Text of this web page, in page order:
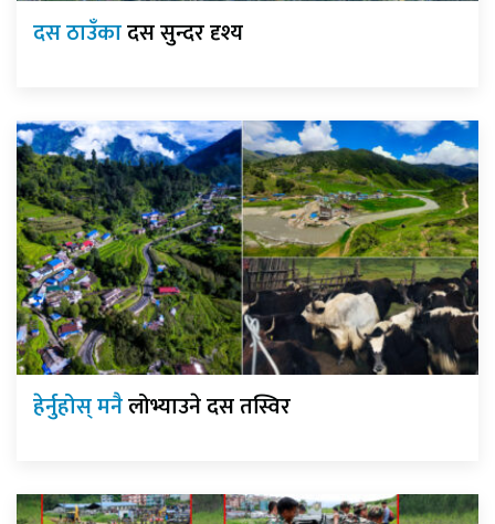
दस ठाउँकादस सुन्दर दृश्य
हेर्नुहोस् मनैलोभ्याउने दस तस्विर